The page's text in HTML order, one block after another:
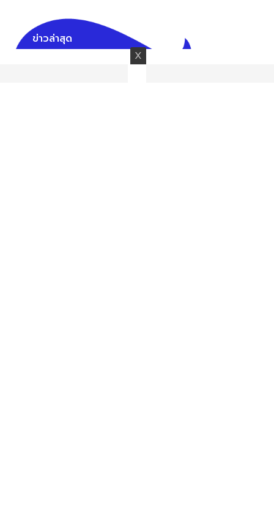
ข่าวล่าสุด